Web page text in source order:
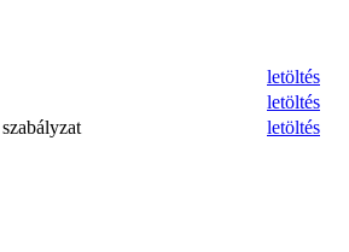
letöltés
letöltés
letöltés